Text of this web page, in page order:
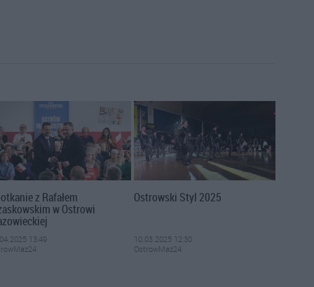
z Rafałem
w Ostrowi
13:49
Ostrowski Styl 2025
10.03.2025 12:30
OstrowMaz24